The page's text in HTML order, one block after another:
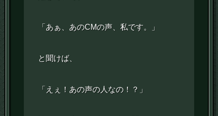
「あぁ、あのCMの声、私です。」
と聞けば、
「えぇ！あの声の人なの！？」